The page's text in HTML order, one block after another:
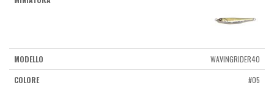
WAVINGRIDER40
#05